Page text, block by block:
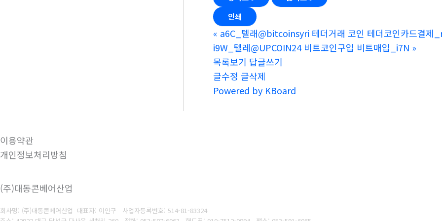
인쇄
« a6C_텔래@bitcoinsyri 테더거래 코인 테더코인카드결제
i9W_텔레@UPCOIN24 비트코인구입 비트매입_i7N »
목록보기 답글쓰기
글수정 글삭제
Powered by KBoard
이용약관
개인정보처리방침
(주)대동콘베어산업
회사명: (주)대동콘베어산업 대표자: 이인구 사업자등록번호: 514-81-83324